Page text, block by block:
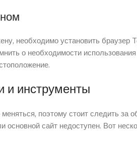
необходимо установить
о необходимости
и инструменты
поэтому стоит следить
основной сайт недоступен. Вот